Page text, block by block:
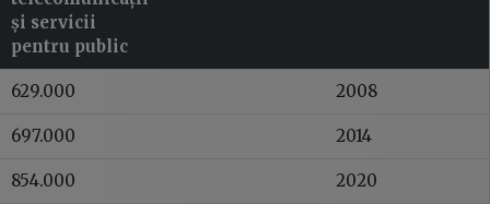
și servicii
pentru public
629.000 2008
697.000 2014
854.000
2020